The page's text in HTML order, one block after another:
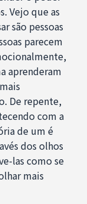
Vejo que as
são pessoas
parecem
aprenderam
De repente,
com a
de um é
dos olhos
las como se
mais